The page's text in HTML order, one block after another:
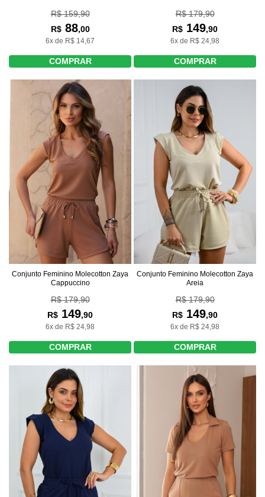
R$ 159,90
R$88,00
6x de R$ 14,67
COMPRAR
R$ 179,90
R$ 149,90
6x de R$ 24,98
COMPRAR
Conjunto Feminino Molecotton Zaya
Cappuccino
R$ 179,90
R$ 149,90
6x de R$ 24,98
COMPRAR
Conjunto Feminino Molecotton Zaya
Areia
R$ 179,90
R$ 149,90
6x de R$ 24,98
COMPRAR